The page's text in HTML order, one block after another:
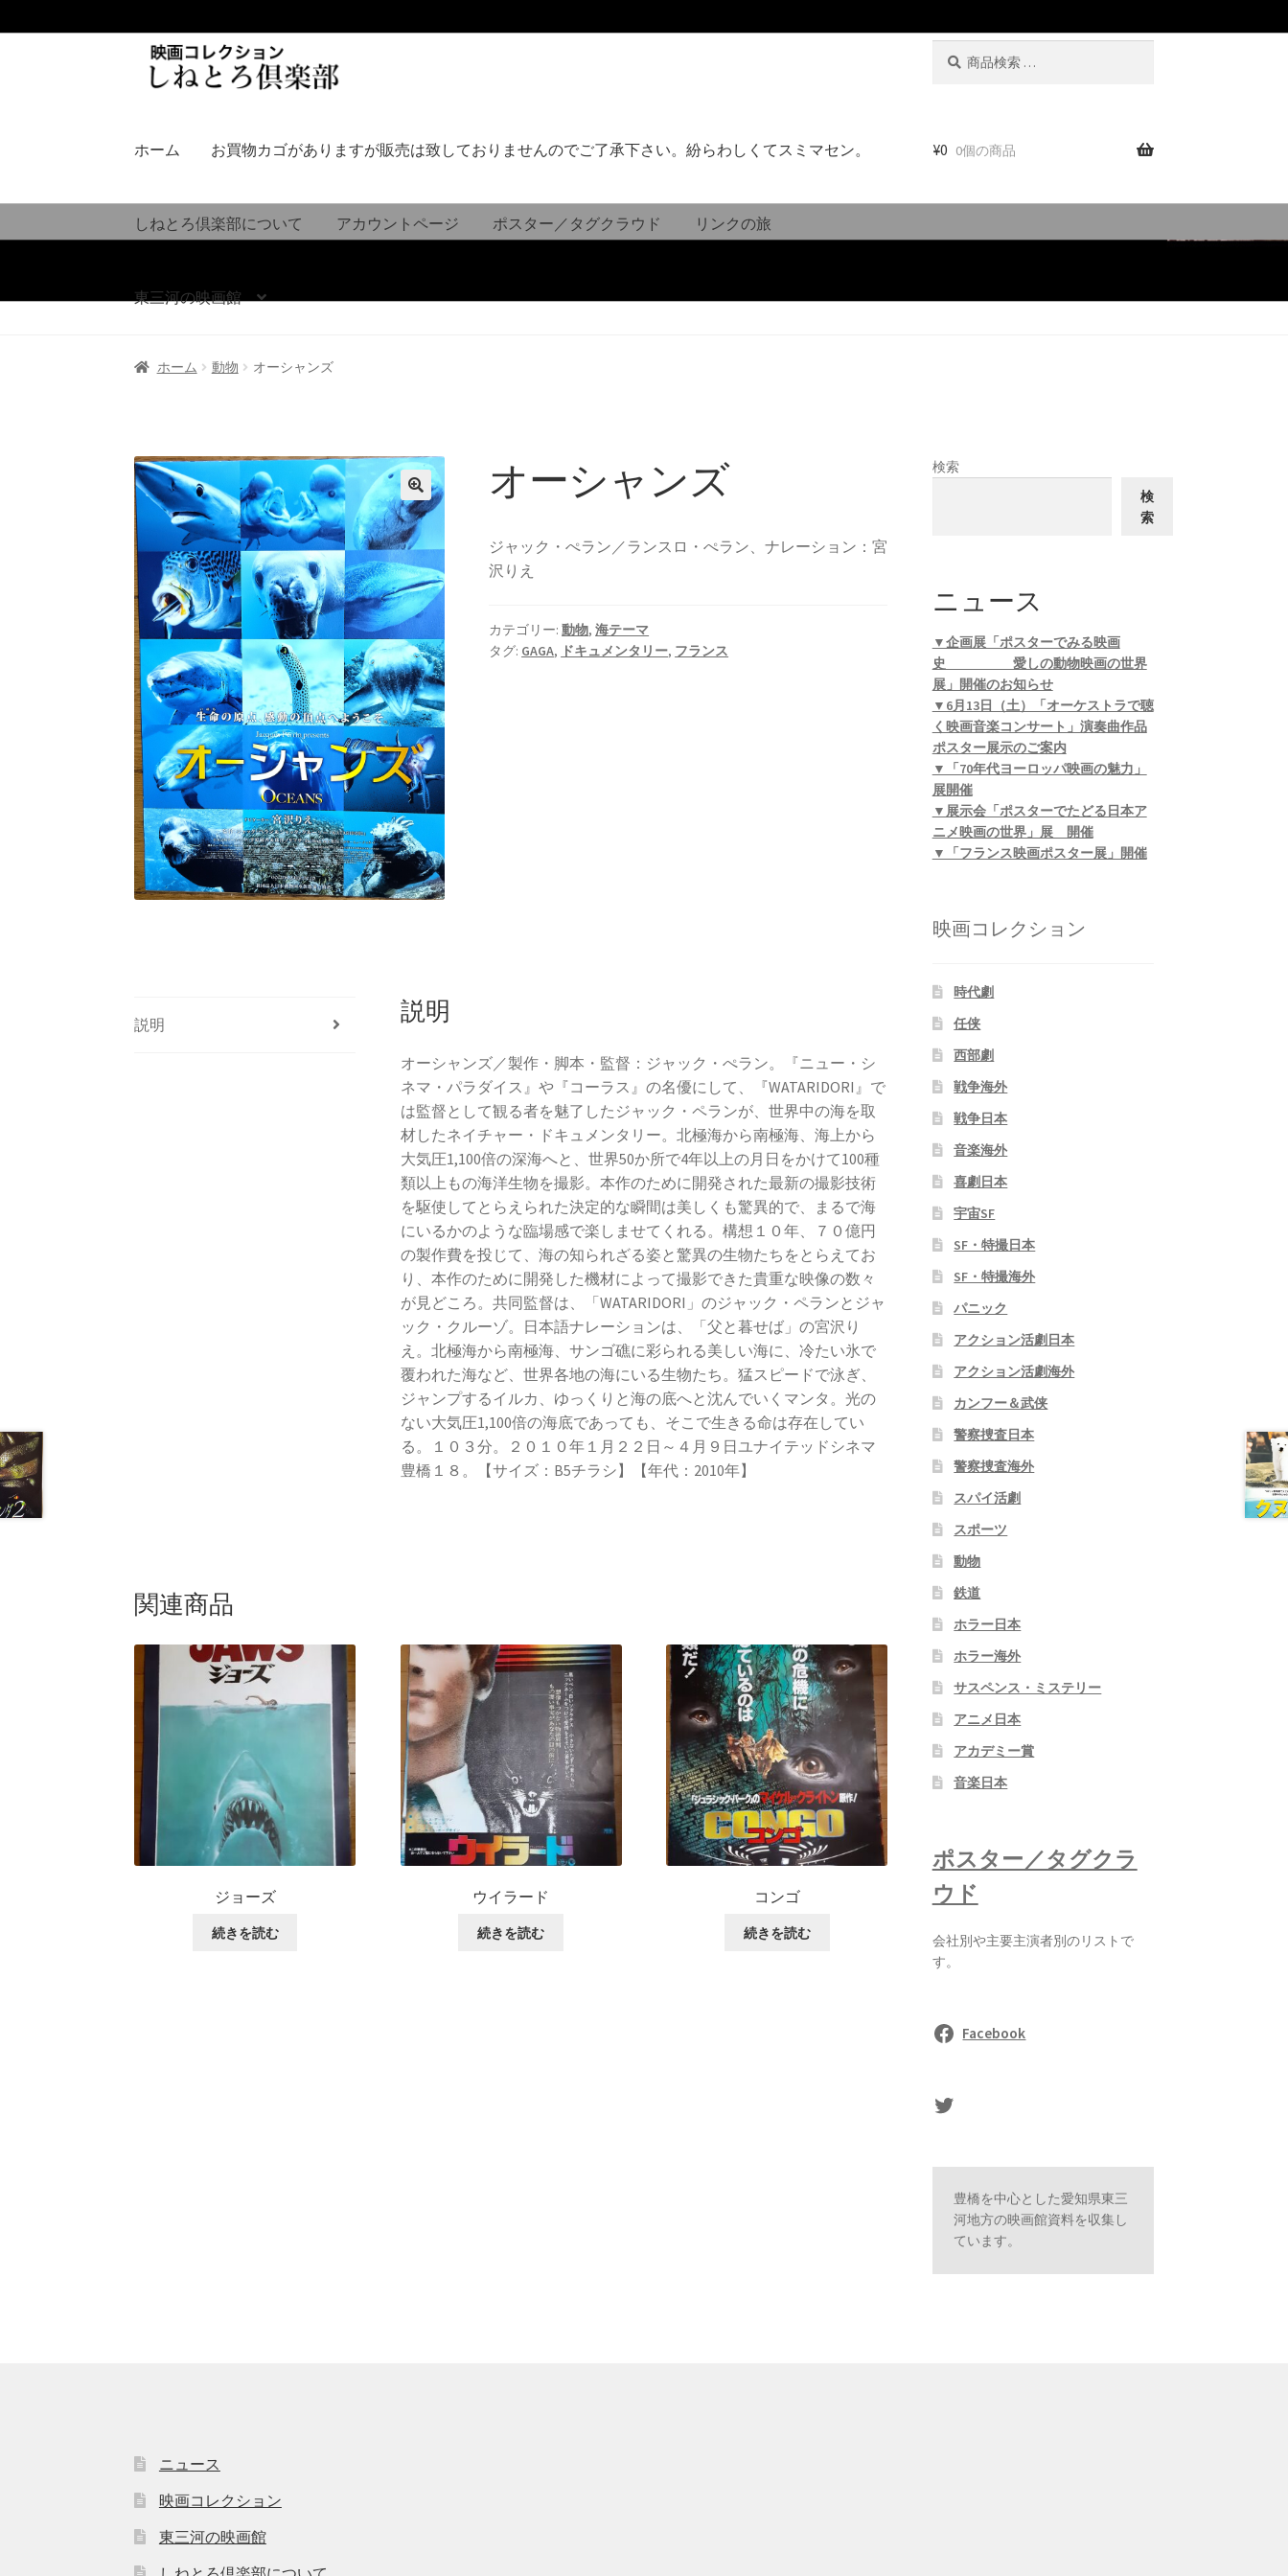
シ
へ
ス
ッ
ツ
キ
ッ
ホーム お買物カゴがありますが販売は致しておりませんのでご了承下さい。紛らわしくてスミマセン。
しねとろ倶楽部について アカウントページ ポスター／タグクラウド リンクの旅
東三河の映画館
¥0 0個の商品
ホーム 動物 オーシャンズ
オーシャンズ
ジャック・ぺラン／ランスロ・ぺラン、ナレーション：宮
沢りえ
カテゴリー:動物,海テーマ
タグ: GAGA, ドキュメンタリー, フランス
説明 説明
オーシャンズ／製作・脚本・監督：ジャック・ぺラン。『ニュー・シ
ネマ・パラダイス』や『コーラス』の名優にして、『WATARIDORI』で
は監督として観る者を魅了したジャック・ペランが、世界中の海を取
材したネイチャー・ドキュメンタリー。北極海から南極海、海上から
大気圧1,100倍の深海へと、世界50か所で4年以上の月日をかけて100種
類以上もの海洋生物を撮影。本作のために開発された最新の撮影技術
を駆使してとらえられた決定的な瞬間は美しくも驚異的で、まるで海
にいるかのような臨場感で楽しませてくれる。構想１０年、７０億円
の製作費を投じて、海の知られざる姿と驚異の生物たちをとらえてお
り、本作のために開発した機材によって撮影できた貴重な映像の数々
が見どころ。共同監督は、「WATARIDORI」のジャック・ペランとジャ
ック・クルーゾ。日本語ナレーションは、「父と暮せば」の宮沢り
え。北極海から南極海、サンゴ礁に彩られる美しい海に、冷たい氷で
覆われた海など、世界各地の海にいる生物たち。猛スピードで泳ぎ、
ジャンプするイルカ、ゆっくりと海の底へと沈んでいくマンタ。光の
ない大気圧1,100倍の海底であっても、そこで生きる命は存在してい
る。１０３分。２０１０年１月２２日～４月９日ユナイテッドシネマ
豊橋１８。【サイズ：B5チラシ】【年代：2010年】
関連商品
ジョーズ
続きを読む
ウイラード
続きを読む
コンゴ
続きを読む
検索
検
索
ニュース
▼企画展「ポスターでみる映画
史 愛しの動物映画の世界
展」開催のお知らせ
▼6月13日（土）「オーケストラで聴
く映画音楽コンサート」演奏曲作品
ポスター展示のご案内
▼「70年代ヨーロッパ映画の魅力」
展開催
▼展示会「ポスターでたどる日本ア
ニメ映画の世界」展 開催
▼「フランス映画ポスター展」開催
映画コレクション
時代劇
任侠
西部劇
戦争海外
戦争日本
音楽海外
喜劇日本
宇宙SF
SF・特撮日本
SF・特撮海外
パニック
アクション活劇日本
アクション活劇海外
カンフー＆武侠
警察捜査日本
警察捜査海外
スパイ活劇
スポーツ
動物
鉄道
ホラー日本
ホラー海外
サスペンス・ミステリー
アニメ日本
アカデミー賞
音楽日本
ポスター／タグクラ
ウド
会社別や主要主演者別のリストで
す。
Facebook
sasaki's Twitter
豊橋を中心とした愛知県東三
河地方の映画館資料を収集し
ています。
ニュース
映画コレクション
東三河の映画館